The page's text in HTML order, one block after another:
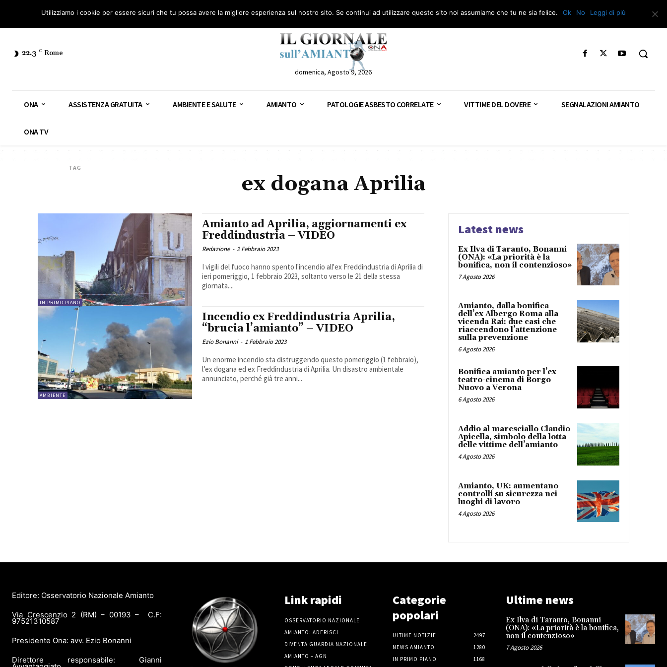
Osservatorio Nazionale Amianto: aderisci Diventa Guardia Nazionale Amianto – AGN Consulenza legale gratuita: civile, penale e lavoro Segnala – AGN Segnala – Repac
22.3 C Rome
domenica, Agosto 9, 2026
ONA ASSISTENZA GRATUITA AMBIENTE E SALUTE AMIANTO PATOLOGIE ASBESTO CORRELATE VITTIME DEL DOVERE SEGNALAZIONI AMIANTO
ONA TV
TAG
ex dogana Aprilia
IN PRIMO PIANO
Amianto ad Aprilia, aggiornamenti ex
Freddindustria – VIDEO
Redazione - 2 Febbraio 2023
I vigili del fuoco hanno spento l'incendio all'ex Freddindustria di Aprilia di
ieri pomeriggio, 1 febbraio 2023, soltanto verso le 21 della stessa
giornata....
AMBIENTE
Incendio ex Freddindustria Aprilia,
“brucia l’amianto” – VIDEO
Ezio Bonanni - 1 Febbraio 2023
Un enorme incendio sta distruggendo questo pomeriggio (1 febbraio),
l’ex dogana ed ex Freddindustria di Aprilia. Un disastro ambientale
annunciato, perché già tre anni...
Latest news
Ex Ilva di Taranto, Bonanni
(ONA): «La priorità è la
bonifica, non il contenzioso»
7 Agosto 2026
Amianto, dalla bonifica
dell’ex Albergo Roma alla
vicenda Rai: due casi che
riaccendono l’attenzione
sulla prevenzione
6 Agosto 2026
Bonifica amianto per l’ex
teatro-cinema di Borgo
Nuovo a Verona
6 Agosto 2026
Addio al maresciallo Claudio
Apicella, simbolo della lotta
delle vittime dell’amianto
4 Agosto 2026
Amianto, UK: aumentano
controlli su sicurezza nei
luoghi di lavoro
4 Agosto 2026
Editore: Osservatorio Nazionale Amianto
Via Crescenzio 2 (RM) – 00193 – C.F:
97521310587
Presidente Ona: avv. Ezio Bonanni
Direttore responsabile: Gianni
Link rapidi
OSSERVATORIO NAZIONALE
AMIANTO: ADERISCI
DIVENTA GUARDIA NAZIONALE
AMIANTO – AGN
Categorie
popolari
ULTIME NOTIZIE
2497
NEWS AMIANTO
1280
IN PRIMO PIANO
1168
Ultime news
Ex Ilva di Taranto, Bonanni
(ONA): «La priorità è la bonifica,
non il contenzioso»
7 Agosto 2026
Utilizziamo i cookie per essere sicuri che tu possa avere la migliore esperienza sul nostro sito. Se continui ad utilizzare questo sito noi assumiamo che tu ne sia felice. Ok No Leggi di più